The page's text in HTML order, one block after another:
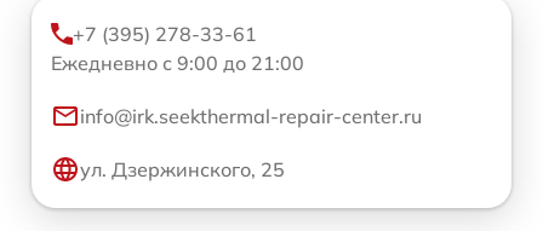
+7 (395) 278-33-61
Ежедневно с 9:00 до 21:00
info@irk.seekthermal-repair-center.ru
ул. Дзержинского, 25